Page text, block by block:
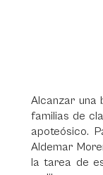
Alcanzar una
familias de
apoteósico.
Aldemar
la tarea de